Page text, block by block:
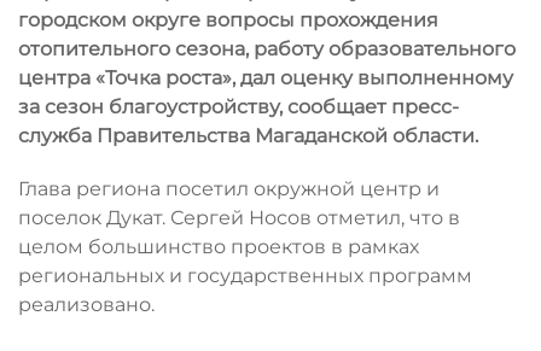
городском округе вопросы прохождения
отопительного сезона, работу образовательного
центра «Точка роста», дал оценку выполненному
за сезон благоустройству, сообщает пресс-
служба Правительства Магаданской области.
Глава региона посетил окружной центр и
поселок Дукат. Сергей Носов отметил, что в
целом большинство проектов в рамках
региональных и государственных программ
реализовано.